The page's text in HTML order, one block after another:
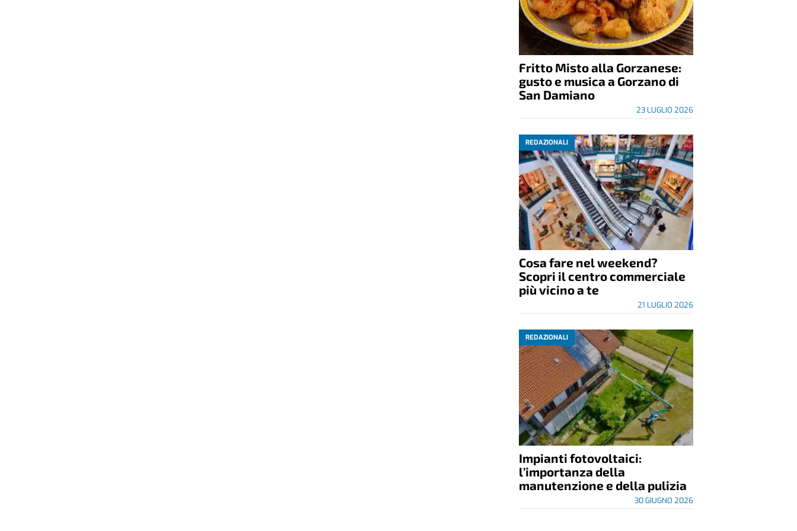
Fritto Misto alla Gorzanese:
gusto e musica a Gorzano di
San Damiano
23 LUGLIO 2026
REDAZIONALI
Cosa fare nel weekend?
Scopri il centro commerciale
più vicino a te
21 LUGLIO 2026
REDAZIONALI
Impianti fotovoltaici:
l’importanza della
manutenzione e della pulizia
30 GIUGNO 2026